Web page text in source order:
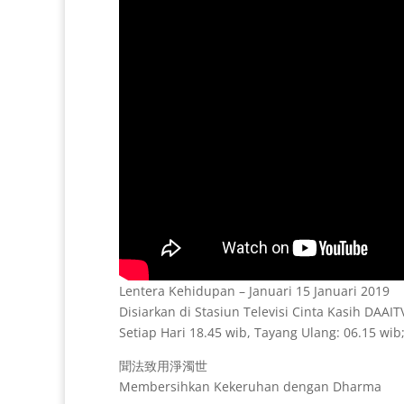
Lentera Kehidupan – Januari 15 Januari 2019
Disiarkan di Stasiun Televisi Cinta Kasih
Setiap Hari 18.45 wib, Tayang Ulang: 06.15
聞法致用淨濁世
Membersihkan Kekeruhan dengan Dharma